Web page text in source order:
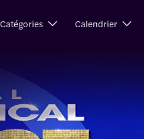
Catégories Calendrier